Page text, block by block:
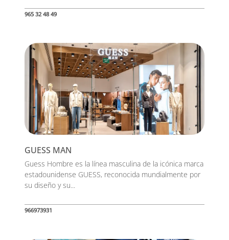
965 32 48 49
GUESS MAN
Guess Hombre es la línea masculina de la icónica marca
estadounidense GUESS, reconocida mundialmente por
su diseño y su...
966973931